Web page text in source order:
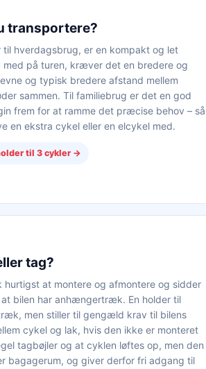
transportere?
hverdagsbrug, er en kompakt og let
på turen, kræver det en bredere og
og typisk bredere afstand mellem
sammen. Til familiebrug er det en god
frem for at ramme det præcise behov – så
en ekstra cykel eller en elcykel med.
til 3 cykler →
tag?
at montere og afmontere og sidder
bilen har anhængertræk. En holder til
men stiller til gengæld krav til bilens
cykel og lak, hvis den ikke er monteret
tagbøjler og at cyklen løftes op, men den
bagagerum, og giver derfor fri adgang til